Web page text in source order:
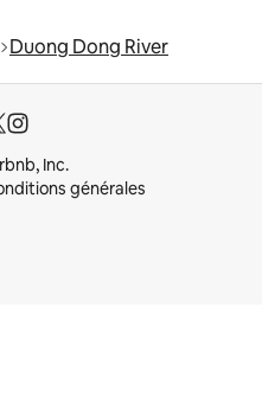
Duong Dong River
Inc.
générales